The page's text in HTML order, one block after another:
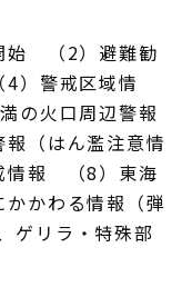
始 （2）避難勧
）警戒区域情
の火口周辺警報
（はん濫注意情
情報 （8）東海
かわる情報（弾
ゲリラ・特殊部